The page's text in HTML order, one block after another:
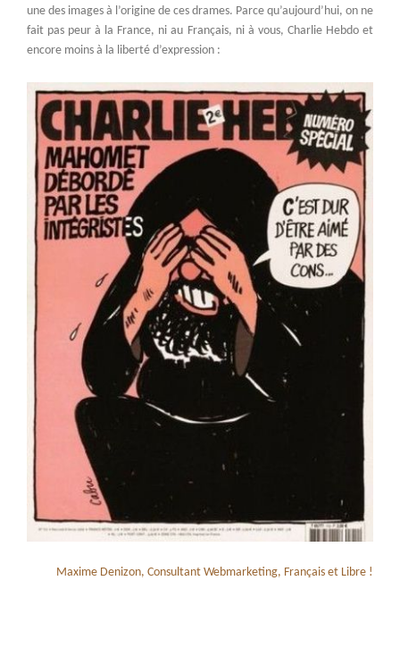
une des images à l’origine de ces drames. Parce qu’aujourd’hui, on ne
fait pas peur à la France, ni au Français, ni à vous, Charlie Hebdo et
encore moins à la liberté d’expression :
Maxime Denizon, Consultant Webmarketing, Français et Libre !